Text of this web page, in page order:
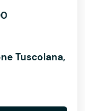
Tuscolana,